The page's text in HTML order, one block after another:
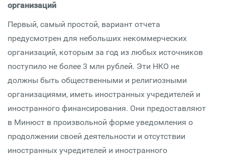
организаций
Первый, самый простой, вариант отчета
предусмотрен для небольших некоммерческих
организаций, которым за год из любых источников
поступило не более 3 млн рублей. Эти НКО не
должны быть общественными и религиозными
организациями, иметь иностранных учредителей и
иностранного финансирования. Они предоставляют
в Минюст в произвольной форме уведомления о
продолжении своей деятельности и отсутствии
иностранных учредителей и иностранного